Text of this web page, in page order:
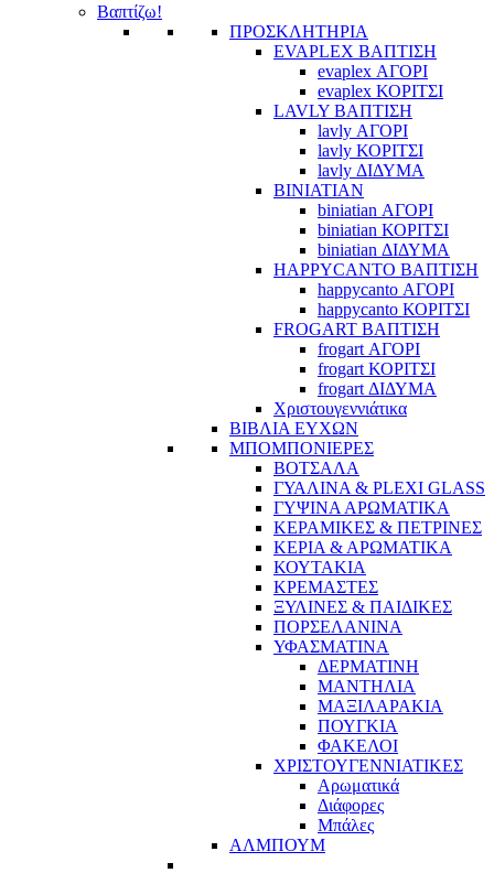
Βαπτίζω!
ΠΡΟΣΚΛΗΤΗΡΙΑ
EVAPLEX ΒΑΠΤΙΣΗ
evaplex ΑΓΟΡΙ
evaplex ΚΟΡΙΤΣΙ
LAVLY ΒΑΠΤΙΣΗ
lavly ΑΓΟΡΙ
lavly ΚΟΡΙΤΣΙ
lavly ΔΙΔΥΜΑ
BINIATIAN
biniatian ΑΓΟΡΙ
biniatian ΚΟΡΙΤΣΙ
biniatian ΔΙΔΥΜΑ
HAPPYCANTO ΒΑΠΤΙΣΗ
happycanto ΑΓΟΡΙ
happycanto ΚΟΡΙΤΣΙ
FROGART ΒΑΠΤΙΣΗ
frogart ΑΓΟΡΙ
frogart ΚΟΡΙΤΣΙ
frogart ΔΙΔΥΜΑ
Χριστουγεννιάτικα
ΒΙΒΛΙΑ ΕΥΧΩΝ
ΜΠΟΜΠΟΝΙΕΡΕΣ
ΒΟΤΣΑΛΑ
ΓΥΑΛΙΝΑ & PLEXI GLASS
ΓΥΨΙΝΑ ΑΡΩΜΑΤΙΚΑ
ΚΕΡΑΜΙΚΕΣ & ΠΕΤΡΙΝΕΣ
ΚΕΡΙΑ & ΑΡΩΜΑΤΙΚΑ
ΚΟΥΤΑΚΙΑ
ΚΡΕΜΑΣΤΕΣ
ΞΥΛΙΝΕΣ & ΠΑΙΔΙΚΕΣ
ΠΟΡΣΕΛΑΝΙΝΑ
ΥΦΑΣΜΑΤΙΝA
ΔΕΡΜΑΤΙΝΗ
ΜΑΝΤΗΛΙΑ
ΜΑΞΙΛΑΡΑΚΙΑ
ΠΟΥΓΚΙΑ
ΦΑΚΕΛΟΙ
ΧΡΙΣΤΟΥΓΕΝΝΙΑΤΙΚΕΣ
Αρωματικά
Διάφορες
Μπάλες
ΑΛΜΠΟΥΜ